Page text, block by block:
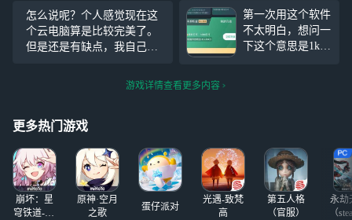
神魔证人急了急了
急了急了，笑死，
乐子，急了急了急
了急了急了，笑死
多块钱多块钱，拼
多多上面买的，真
的是笑死了，天天
就知道打游戏，他
怎么说呢？个人感觉现在这
个云电脑算是比较完美了。
但是还是有缺点，我自己玩
儿就莫名其妙开始转圈圈重
就又会转圈圈重连，很烦，
第一次用这个软件
不太明白，想问一
下这个意思是1k云
游戏详情查看更多内容
更多热门游戏
崩坏：星
穹铁道-4.4
原神·空月
之歌
蛋仔派对
光遇-致梵
高
第五人格
（官服）
永劫
（